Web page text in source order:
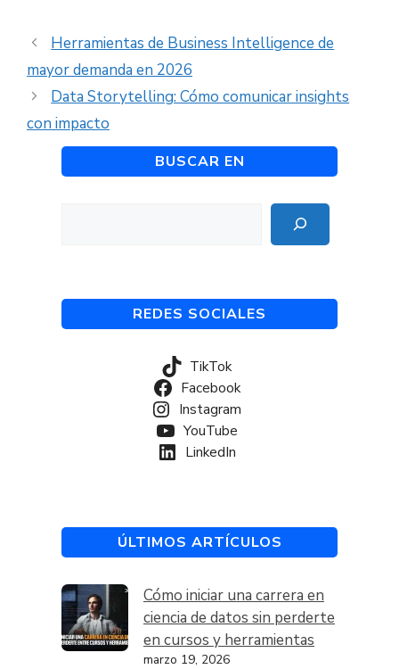
Herramientas de Business Intelligence de
mayor demanda en 2026
Data Storytelling: Cómo comunicar insights
con impacto
BUSCAR EN
REDES SOCIALES
TikTok
Facebook
Instagram
YouTube
LinkedIn
ÚLTIMOS ARTÍCULOS
Cómo iniciar una carrera en
ciencia de datos sin perderte
en cursos y herramientas
marzo 19, 2026